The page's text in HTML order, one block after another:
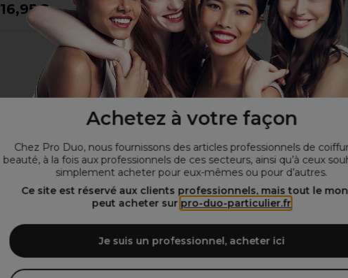
Achetez à votre façon
Chez Pro Duo, nous fournissons des articles professionnels de
beauté, à la fois aux professionnels de ces secteurs, ainsi qu’à ceux
simplement acheter pour eux-mêmes ou pour d’autres.
Ce site est réservé aux clients professionnels, mais tout le
peut acheter sur pro-duo-particulier.fr
Je suis un professionnel, acheter ici
16,95€ Hors TVA 5,99€ Hors TVA